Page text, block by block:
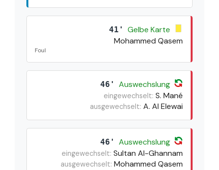
41'
Gelbe Karte
Mohammed Qasem
Foul
46' Auswechslung
eingewechselt: S. Mané
ausgewechselt: A. Al Elewai
46' Auswechslung
eingewechselt: Sultan Al-Ghannam
ausgewechselt: Mohammed Qasem